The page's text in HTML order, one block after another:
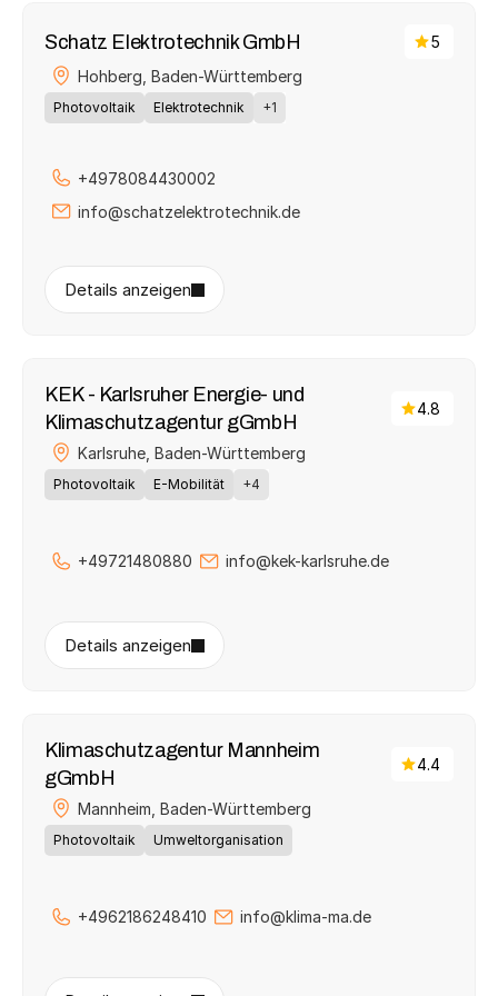
Schatz Elektrotechnik GmbH
5
Hohberg, Baden-Württemberg
Photovoltaik Elektrotechnik +1
+4978084430002
info@schatzelektrotechnik.de
Details anzeigen
KEK - Karlsruher Energie- und
Klimaschutzagentur gGmbH
4.8
Karlsruhe, Baden-Württemberg
Photovoltaik E-Mobilität +4
+49721480880 info@kek-karlsruhe.de
Details anzeigen
Klimaschutzagentur Mannheim
gGmbH
4.4
Mannheim, Baden-Württemberg
Photovoltaik Umweltorganisation
+4962186248410 info@klima-ma.de